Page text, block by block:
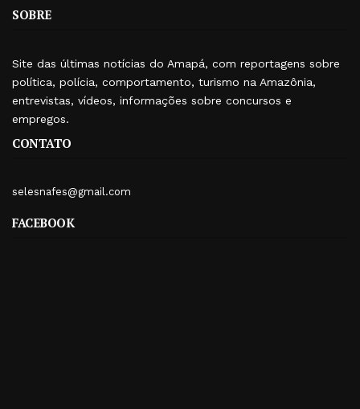
SOBRE
Site das últimas notícias do Amapá, com reportagens sobre
política, polícia, comportamento, turismo na Amazônia,
entrevistas, vídeos, informações sobre concursos e
empregos.
CONTATO
selesnafes@gmail.com
FACEBOOK